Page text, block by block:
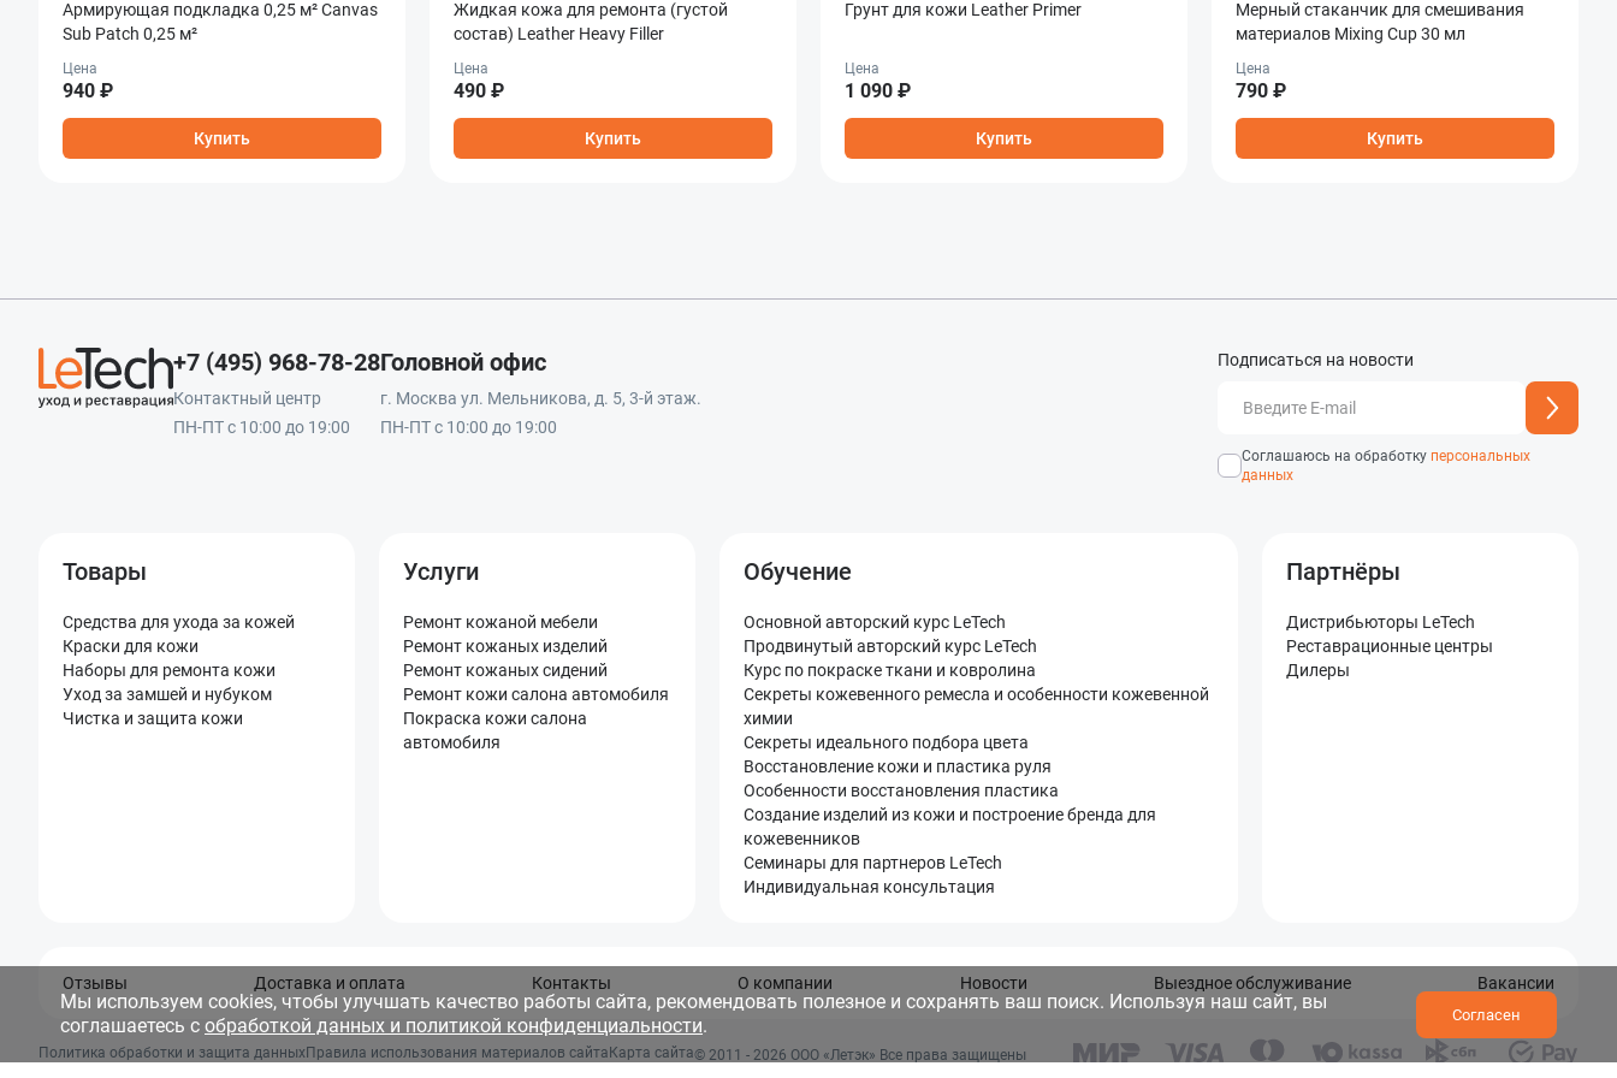
Армирующая подкладка 0,25 м² Canvas
Sub Patch 0,25 м²
Цена
940 ₽
Купить
Жидкая кожа для ремонта (густой
состав) Leather Heavy Filler
Цена
490 ₽
Купить
Грунт для кожи Leather Primer
Цена
1 090 ₽
Купить
Мерный стаканчик для смешивания
материалов Mixing Cup 30 мл
Цена
790 ₽
Купить
+7 (495) 968-78-28
Контактный центр
ПН-ПТ с 10:00 до 19:00
Головной офис
г. Москва ул. Мельникова, д. 5, 3-й этаж.
ПН-ПТ с 10:00 до 19:00
Подписаться на новости
Адрес подписки успешно
Соглашаюсь на обработку персональных
данных
Товары
Средства для ухода за кожей
Краски для кожи
Наборы для ремонта кожи
Уход за замшей и нубуком
Чистка и защита кожи
Услуги
Ремонт кожаной мебели
Ремонт кожаных изделий
Ремонт кожаных сидений
Ремонт кожи салона автомобиля
Покраска кожи салона
автомобиля
Обучение
Основной авторский курс LeTech
Продвинутый авторский курс LeTech
Курс по покраске ткани и ковролина
Секреты кожевенного ремесла и особенности кожевенной
химии
Секреты идеального подбора цвета
Восстановление кожи и пластика руля
Особенности восстановления пластика
Создание изделий из кожи и построение бренда для
кожевенников
Семинары для партнеров LeTech
Индивидуальная консультация
Партнёры
Дистрибьюторы LeTech
Реставрационные центры
Дилеры
Отзывы Доставка и оплата Контакты О компании Новости Выездное обслуживание Вакансии
© 2011 - 2026 OOO «Летэк» Все права защищены
Политика обработки и защита данныхПравила использования материалов сайта Карта сайта
Мы используем cookies, чтобы улучшать качество работы сайта, рекомендовать полезное и сохранять ваш поиск. Используя наш сайт, вы
соглашаетесь с обработкой данных и политикой конфиденциальности. Согласен